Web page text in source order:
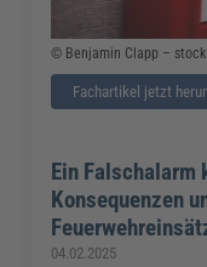
© Benjamin Clapp –
Fachartikel jetzt
Ein Falschalarm
Konsequenzen
04.02.2025